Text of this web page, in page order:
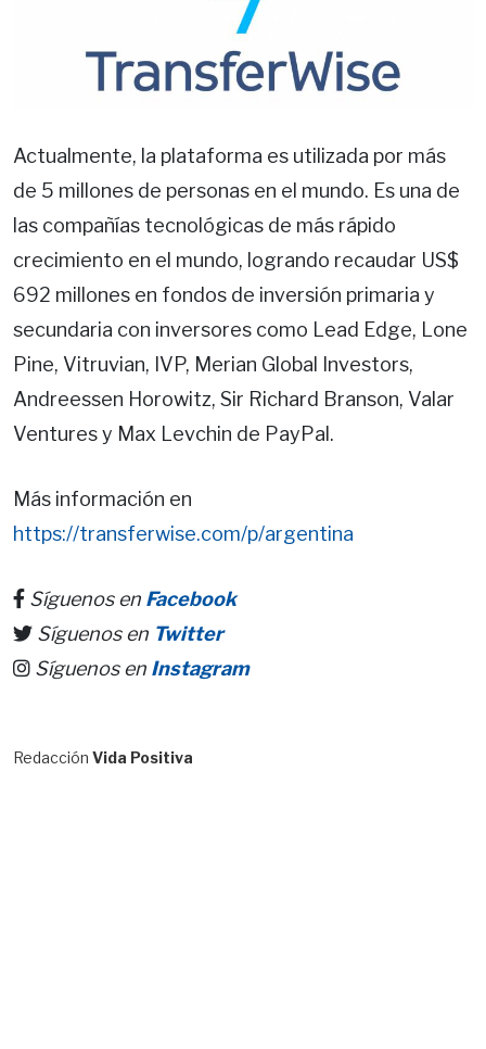
Actualmente, la plataforma es utilizada por más
de 5 millones de personas en el mundo. Es una de
las compañías tecnológicas de más rápido
crecimiento en el mundo, logrando recaudar US$
692 millones en fondos de inversión primaria y
secundaria con inversores como Lead Edge, Lone
Pine, Vitruvian, IVP, Merian Global Investors,
Andreessen Horowitz, Sir Richard Branson, Valar
Ventures y Max Levchin de PayPal.
Más información en
https://transferwise.com/p/argentina
Síguenos en Facebook
Síguenos en Twitter
Síguenos en Instagram
Redacción Vida Positiva